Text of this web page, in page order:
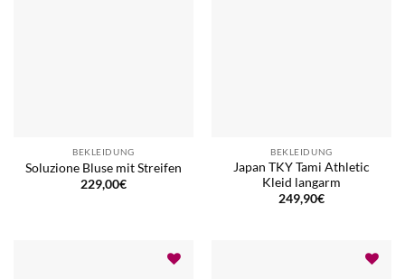
BEKLEIDUNG
Soluzione Bluse mit Streifen
229,00€
BEKLEIDUNG
Japan TKY Tami Athletic
Kleid langarm
249,90€